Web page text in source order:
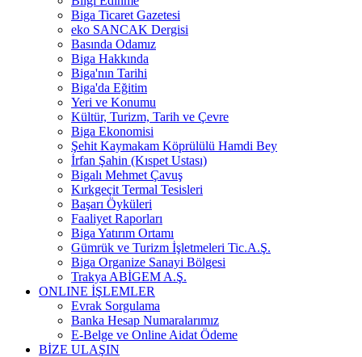
Biga Ticaret Gazetesi
eko SANCAK Dergisi
Basında Odamız
Biga Hakkında
Biga'nın Tarihi
Biga'da Eğitim
Yeri ve Konumu
Kültür, Turizm, Tarih ve Çevre
Biga Ekonomisi
Şehit Kaymakam Köprülülü Hamdi Bey
İrfan Şahin (Kıspet Ustası)
Bigalı Mehmet Çavuş
Kırkgeçit Termal Tesisleri
Başarı Öyküleri
Faaliyet Raporları
Biga Yatırım Ortamı
Gümrük ve Turizm İşletmeleri Tic.A.Ş.
Biga Organize Sanayi Bölgesi
Trakya ABİGEM A.Ş.
ONLINE İŞLEMLER
Evrak Sorgulama
Banka Hesap Numaralarımız
E-Belge ve Online Aidat Ödeme
BİZE ULAŞIN